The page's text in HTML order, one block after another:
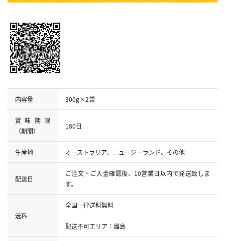
内容量 300g×2袋
賞味期限
（期間）
180日
生産地 オーストラリア、ニュージーランド、その他
配送日
ご注文・ご入金確認後、10営業日以内で発送致しま
す。
送料
全国一律送料無料
配送不可エリア：離島